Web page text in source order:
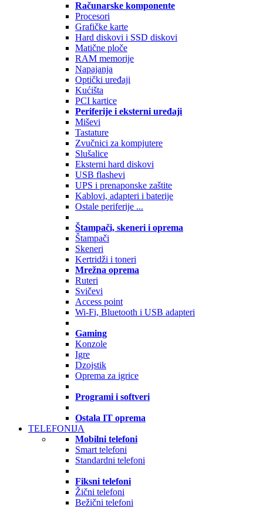
Računarske komponente
Procesori
Grafičke karte
Hard diskovi i SSD diskovi
Matične ploče
RAM memorije
Napajanja
Optički uređaji
Kućišta
PCI kartice
Periferije i eksterni uređaji
Miševi
Tastature
Zvučnici za kompjutere
Slušalice
Eksterni hard diskovi
USB flashevi
UPS i prenaponske zaštite
Kablovi, adapteri i baterije
Ostale periferije ...
Štampači, skeneri i oprema
Štampači
Skeneri
Kertridži i toneri
Mrežna oprema
Ruteri
Svičevi
Access point
Wi-Fi, Bluetooth i USB adapteri
Gaming
Konzole
Igre
Dzojstik
Oprema za igrice
Programi i softveri
Ostala IT oprema
TELEFONIJA
Mobilni telefoni
Smart telefoni
Standardni telefoni
Fiksni telefoni
Žični telefoni
Bežični telefoni